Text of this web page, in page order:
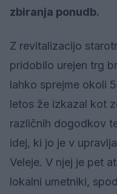
zbiranja ponudb.
Z revitalizacijo
pridobilo urejen trg
lahko sprejme okoli
letos že izkazal kot
različnih dogodkov
idej, ki jo je v
Veleje. V njej je pet
lokalni umetniki,